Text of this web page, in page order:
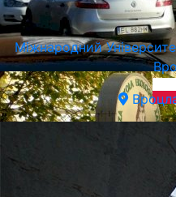
Міжнародний